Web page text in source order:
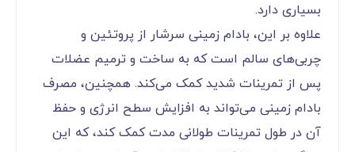
بسیاری دارد.
علاوه بر این، بادام زمینی سرشار از پروتئین و
چربی‌های سالم است که به ساخت و ترمیم عضلات
پس از تمرینات شدید کمک می‌کند. همچنین، مصرف
بادام زمینی می‌تواند به افزایش سطح انرژی و حفظ
آن در طول تمرینات طولانی مدت کمک کند، که این